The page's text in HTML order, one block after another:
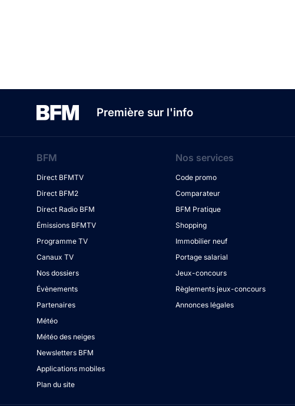
Première sur l'info
BFM
Direct BFMTV
Direct BFM2
Direct Radio BFM
Émissions BFMTV
Programme TV
Canaux TV
Nos dossiers
Évènements
Partenaires
Météo
Météo des neiges
Newsletters BFM
Applications mobiles
Plan du site
Nos services
Code promo
Comparateur
BFM Pratique
Shopping
Immobilier neuf
Portage salarial
Jeux-concours
Règlements jeux-concours
Annonces légales